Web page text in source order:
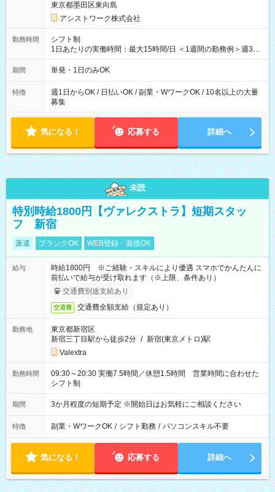
東京都墨田区東向島
アシストワーク株式会社
勤務時間
シフト制
1日あたりの実働時間：最大15時間/日 ＜1週間の勤務例＞週3回
勤務 勤務：月・水・金 休み：火・木・土・日 好きな時にお仕事
可能です！ ※1日あたりの最大実働時間は日勤、夜勤共に勤務し
期間 単発・1日のみOK
特徴
週1日からOK / 日払いOK / 副業・WワークOK / 10名以上の大量
募集
気になる！ 応募する 詳細へ
未読
特別時給1800円【ヴァレクストラ】短期スタッ
フ 新宿
派遣 ブランクOK WEB登録・面接OK
給与
時給1800円 ※ご経験・スキルにより優遇 スマホでかんたんに
前払いで給与が受け取れます（※上限、条件あり）
交通費別途支給あり
交通費 交通費全額支給（規定あり）
勤務地
東京都新宿区
新宿三丁目駅から徒歩2分 / 新宿(東京メトロ)駅
Valextra
勤務時間
09:30～20:30 実働7.5時間／休憩1.5時間 営業時間に合わせた
シフト制
期間 3か月程度の短期予定 ※開始日はお気軽にご相談ください
特徴 副業・WワークOK / シフト勤務 / パソコンスキル不要
気になる！ 応募する 詳細へ